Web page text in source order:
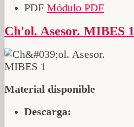
PDF Módulo PDF
Ch'ol. Asesor. MIBES 1
Material disponible
Descarga: